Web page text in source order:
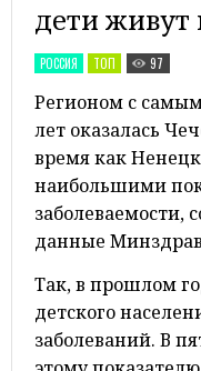
дети живут
РОССИЯ ТОП 97
Регионом с
лет оказалась
время как
наибольшими
заболеваемости,
данные
Так, в прошлом
детского
заболеваний. В